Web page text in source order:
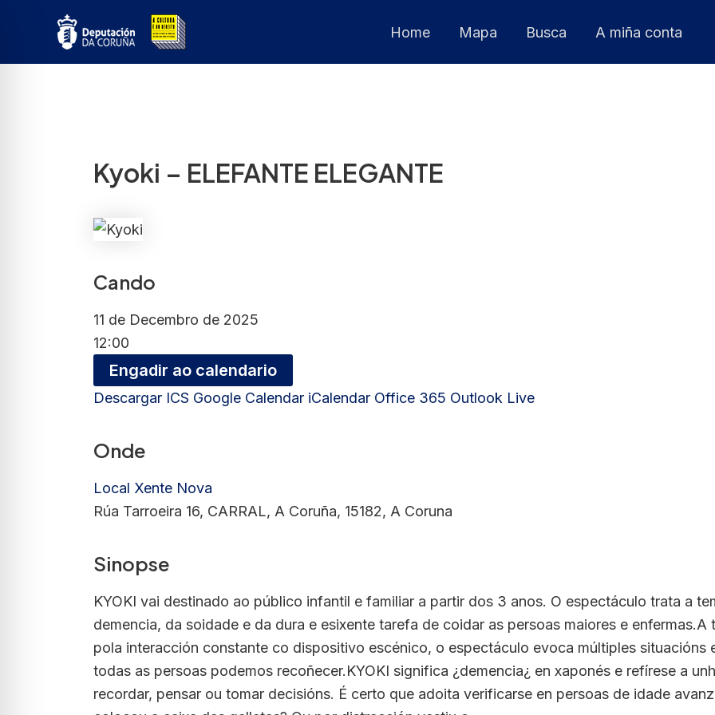
Home Mapa Busca A miña conta
Kyoki – ELEFANTE ELEGANTE
Cando
11 de Decembro de 2025
12:00
Engadir ao calendario
Descargar ICS Google Calendar iCalendar Office 365 Outlook Live
Onde
Local Xente Nova
Rúa Tarroeira 16, CARRAL, A Coruña, 15182, A Coruna
Sinopse
KYOKI vai destinado ao público infantil e familiar a partir dos 3 anos. O espectáculo trata a
demencia, da soidade e da dura e esixente tarefa de coidar as persoas maiores e enfermas.A
pola interacción constante co dispositivo escénico, o espectáculo evoca múltiples situacións
todas as persoas podemos recoñecer.KYOKI significa ¿demencia¿ en xaponés e refírese a
recordar, pensar ou tomar decisións. É certo que adoita verificarse en persoas de idade